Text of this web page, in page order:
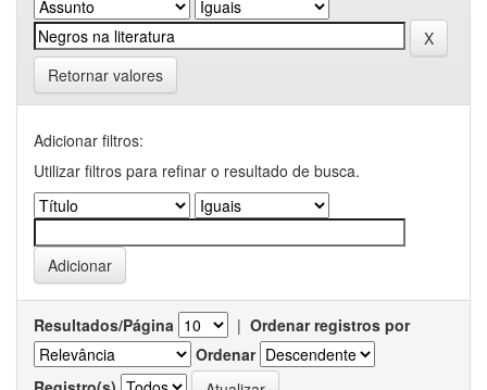
Retornar valores
Adicionar filtros:
Utilizar filtros para refinar o resultado de busca.
Resultados/Página | Ordenar registros por
Ordenar